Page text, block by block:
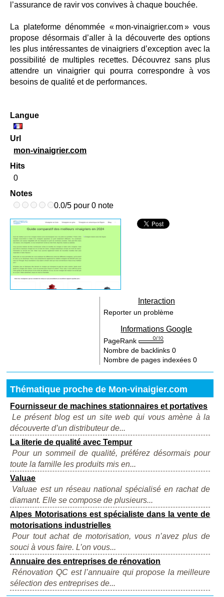
l’assurance de ravir vos convives à chaque bouchée.
La plateforme dénommée « mon-vinaigrier.com » vous
propose désormais d’aller à la découverte des options
les plus intéressantes de vinaigriers d’exception avec la
possibilité de multiples recettes. Découvrez sans plus
attendre un vinaigrier qui pourra correspondre à vos
besoins de qualité et de performances.
Langue
Url
mon-vinaigrier.com
Hits
0
Notes
0.0/5 pour 0 note
Interaction
Reporter un problème
Informations Google
PageRank
Nombre de backlinks0
Nombre de pages indexées0
Thématique proche de Mon-vinaigier.com
Fournisseur de machines stationnaires et portatives
Le présent blog est un site web qui vous amène à la
découverte d’un distributeur de...
La literie de qualité avec Tempur
Pour un sommeil de qualité, préférez désormais pour
toute la famille les produits mis en...
Valuae
Valuae est un réseau national spécialisé en rachat de
diamant. Elle se compose de plusieurs...
Alpes Motorisations est spécialiste dans la vente de
motorisations industrielles
Pour tout achat de motorisation, vous n’avez plus de
souci à vous faire. L’on vous...
Annuaire des entreprises de rénovation
Rénovation QC est l’annuaire qui propose la meilleure
sélection des entreprises de...